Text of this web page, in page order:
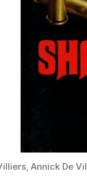
Annick De